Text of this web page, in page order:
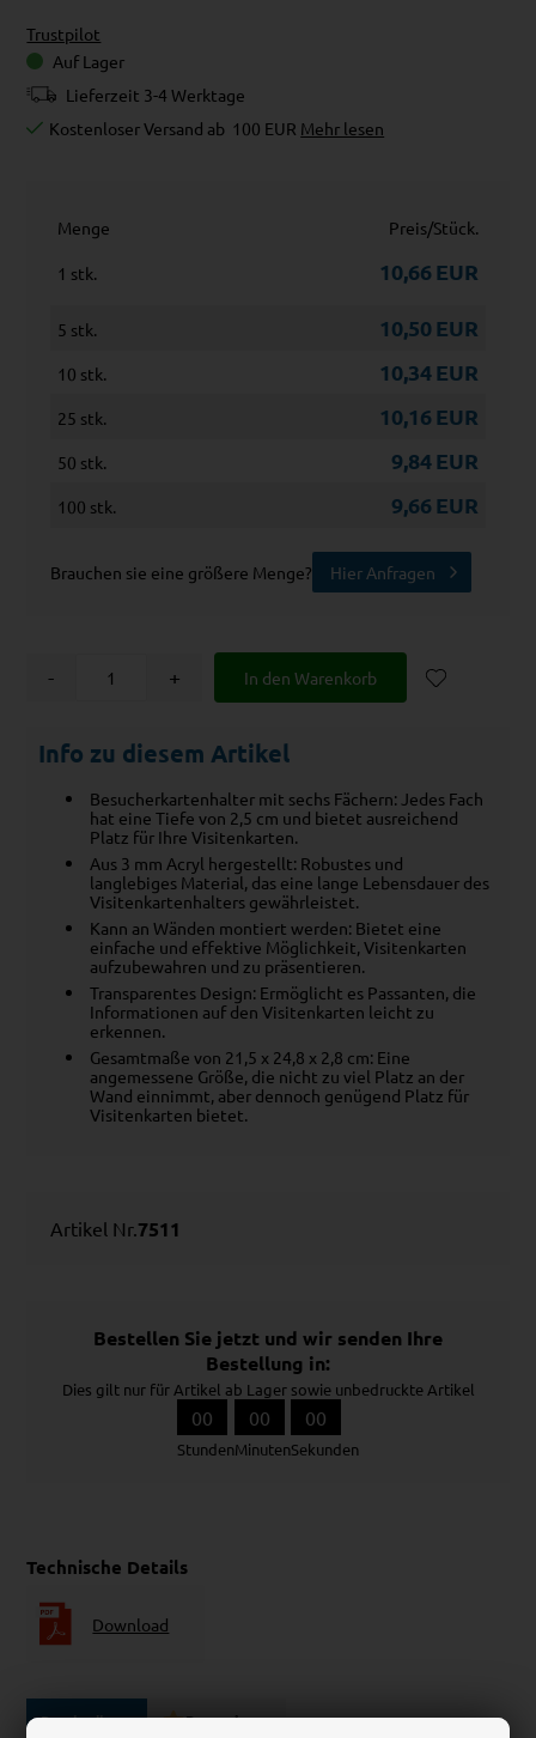
Trustpilot
Auf Lager
Lieferzeit 3-4 Werktage
Kostenloser Versand ab 100 EUR Mehr lesen
Menge Preis/Stück.
1 stk. 10,66EUR
5 stk. 10,50EUR
10 stk. 10,34EUR
25 stk. 10,16 EUR
50 stk. 9,84EUR
100 stk. 9,66 EUR
Brauchen sie eine größere Menge? Hier Anfragen
- +
Info zu diesem Artikel
Besucherkartenhalter mit sechs Fächern: Jedes Fach
hat eine Tiefe von 2,5 cm und bietet ausreichend
Platz für Ihre Visitenkarten.
Aus 3 mm Acryl hergestellt: Robustes und
langlebiges Material, das eine lange Lebensdauer des
Visitenkartenhalters gewährleistet.
Kann an Wänden montiert werden: Bietet eine
einfache und effektive Möglichkeit, Visitenkarten
aufzubewahren und zu präsentieren.
Transparentes Design: Ermöglicht es Passanten, die
Informationen auf den Visitenkarten leicht zu
erkennen.
Gesamtmaße von 21,5 x 24,8 x 2,8 cm: Eine
angemessene Größe, die nicht zu viel Platz an der
Wand einnimmt, aber dennoch genügend Platz für
Visitenkarten bietet.
Artikel Nr.7511
Bestellen Sie jetzt und wir senden Ihre
Bestellung in:
Dies gilt nur für Artikel ab Lager sowie unbedruckte Artikel
00
Stunden
00
Minuten
00
Sekunden
Technische Details
Download
Beschreibung Rezensionen